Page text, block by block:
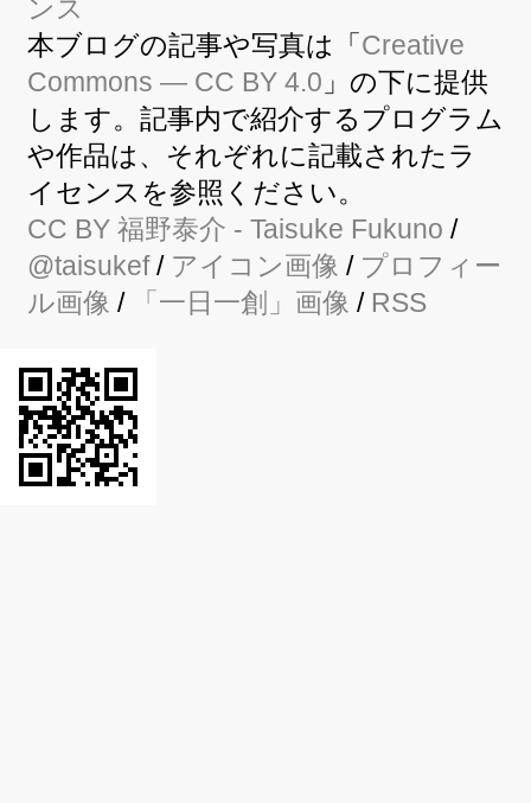
本ブログの記事や写真は「Creative
Commons — CC BY 4.0 」の下に提供
します。記事内で紹介するプログラム
や作品は、それぞれに記載されたラ
イセンスを参照ください。
CC BY 福野泰介 - Taisuke Fukuno /
@taisukef/ アイコン画像 / プロフィー
ル画像 / 「一日一創」画像 / RSS